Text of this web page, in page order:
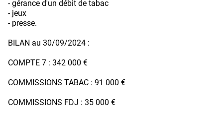
- gérance d'un débit de tabac
- jeux
- presse.
BILAN au 30/09/2024 :
COMPTE 7 : 342 000 €
COMMISSIONS TABAC : 91 000 €
COMMISSIONS FDJ : 35 000 €